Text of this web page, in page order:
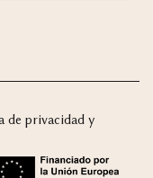
de privacidad y